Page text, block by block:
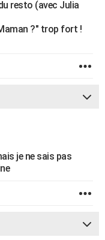
resto (avec Julia
?" trop fort !
je ne sais pas